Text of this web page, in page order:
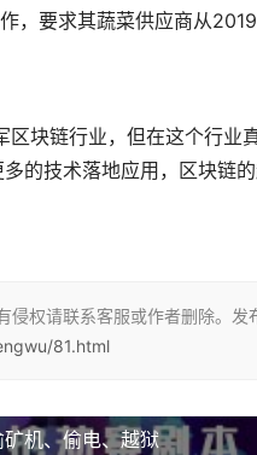
，要求其蔬菜供应商从
区块链行业，但在这个行
的技术落地应用，区块链
侵权请联系客服或作者删除。发
81.html
机、偷电、越狱